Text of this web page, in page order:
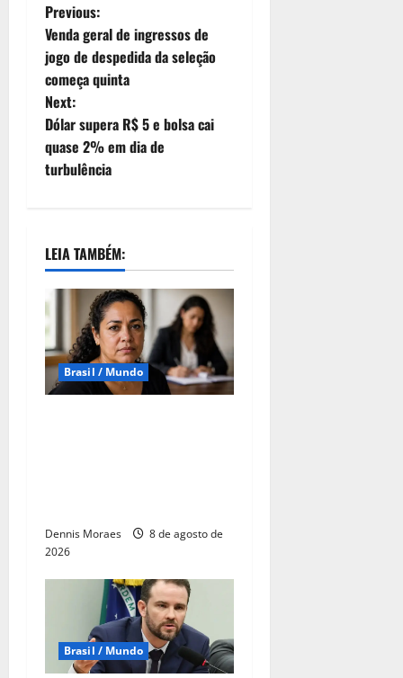
Previous:
Venda geral de ingressos de
jogo de despedida da seleção
começa quinta
Next:
Dólar supera R$ 5 e bolsa cai
quase 2% em dia de
turbulência
LEIA TAMBÉM:
Brasil / Mundo
Dennis Moraes
8 de agosto de
2026
Brasil / Mundo